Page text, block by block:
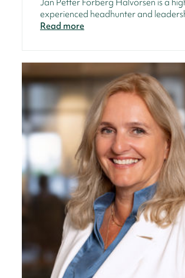
experienced headhunter and
Read more